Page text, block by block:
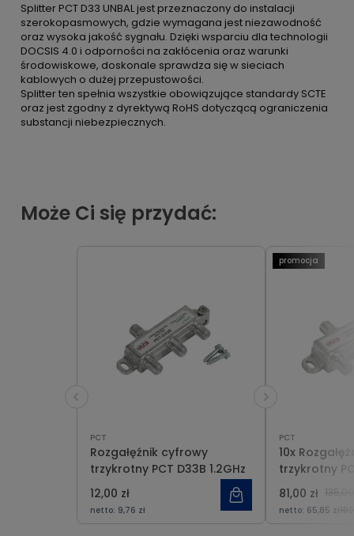
Splitter PCT D33 UNBAL jest przeznaczony do instalacji
szerokopasmowych, gdzie wymagana jest niezawodność
oraz wysoka jakość sygnału. Dzięki wsparciu dla technologii
DOCSIS 4.0 i odporności na zakłócenia oraz warunki
środowiskowe, doskonale sprawdza się w sieciach
kablowych o dużej przepustowości.
Splitter ten spełnia wszystkie obowiązujące standardy SCTE
oraz jest zgodny z dyrektywą RoHS dotyczącą ograniczenia
substancji niebezpiecznych.
Może Ci się przydać:
PCT
Rozgałęźnik cyfrowy
trzykrotny PCT D33B 1.2GHz
12,00 zł
netto: 9,76 zł
PCT
10x
trzykrotny
1.2GHz
81,00 zł 135,00
netto: 65,85 zł
promocja